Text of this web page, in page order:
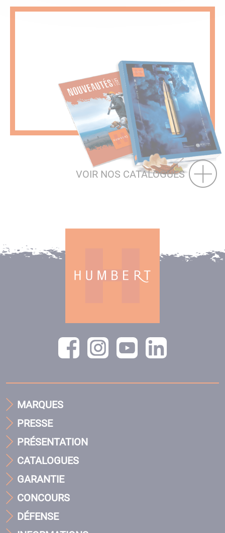
VOIR NOS CATALOGUES
MARQUES
PRESSE
PRÉSENTATION
CATALOGUES
GARANTIE
CONCOURS
DÉFENSE